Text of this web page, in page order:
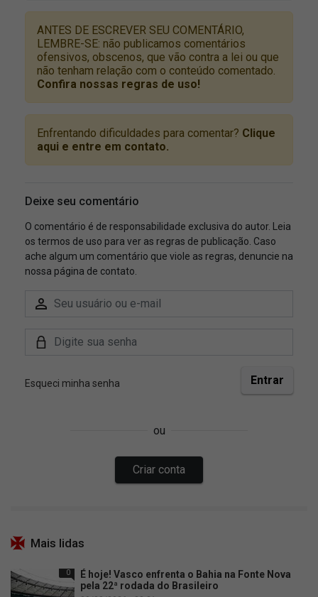
Mais lidas
0
É hoje! Vasco enfrenta o Bahia na Fonte Nova
pela 22ª rodada do Brasileiro